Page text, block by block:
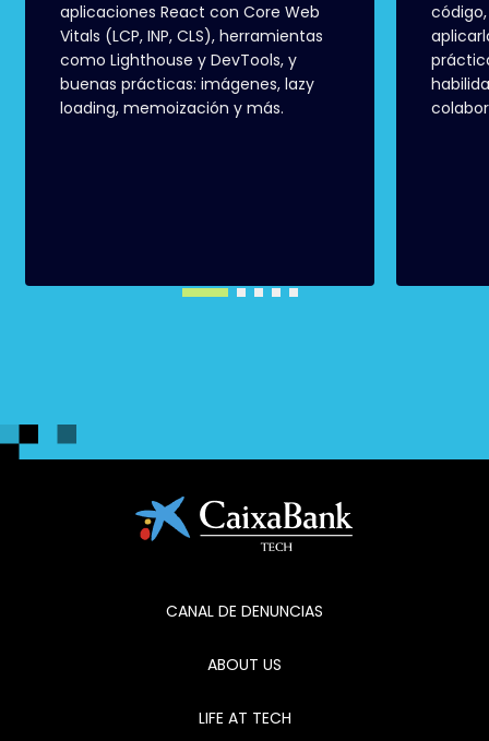
aplicaciones React con Core Web
Vitals (LCP, INP, CLS), herramientas
como Lighthouse y DevTools, y
buenas prácticas: imágenes, lazy
loading, memoización y más.
CANAL DE DENUNCIAS
ABOUT US
LIFE AT TECH